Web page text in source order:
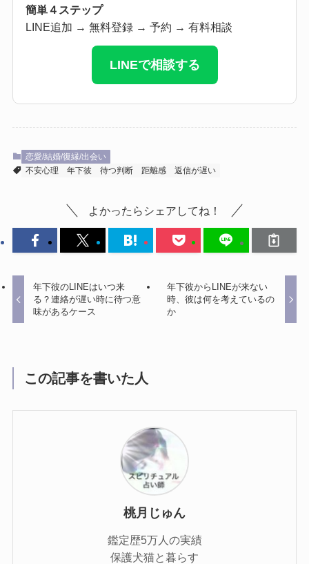
簡単４ステップ
LINE追加 → 無料登録 → 予約 → 有料相談
LINEで相談する
恋愛/結婚/復縁/出会い
不安心理
年下彼 待つ判断 距離感 返信が遅い
よかったらシェアしてね！
年下彼のLINEはいつ来
る？連絡が遅い時に待つ意
味があるケース
年下彼からLINEが来ない
時、彼は何を考えているの
か
この記事を書いた人
桃月じゅん
鑑定歴5万人の実績
保護犬猫と暮らす